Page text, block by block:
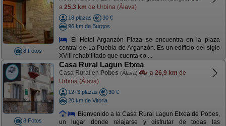
8 Fotos
a 25,3 km de Urbina (Álava)
18 plazas
30 €
96 km de Burgos
El Hotel Arganzón Plaza se encuentra en la plaza
central de La Puebla de Arganzón. Es un edificio del siglo
XVIII rehabilitado que cuenta co ...
8 Fotos
Casa Rural Lagun Etxea
Casa Rural en Pobes (Álava) a 26,9 km de
Urbina (Álava)
12+3 plazas
30 €
20 km de Vitoria
Bienvenido a la Casa Rural Lagun Etxea de Pobes,
un lugar donde relajarse y disfrutar de todas las